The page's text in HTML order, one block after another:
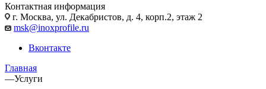
Контактная информация
г. Москва, ул. Декабристов, д. 4, корп.2, этаж 2
msk@inoxprofile.ru
Вконтакте
Главная
—Услуги